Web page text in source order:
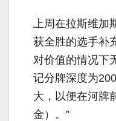
上周在拉斯维
获全胜的选手补
对价值的情况下
记分牌深度为
大，以便在河牌
金）。”